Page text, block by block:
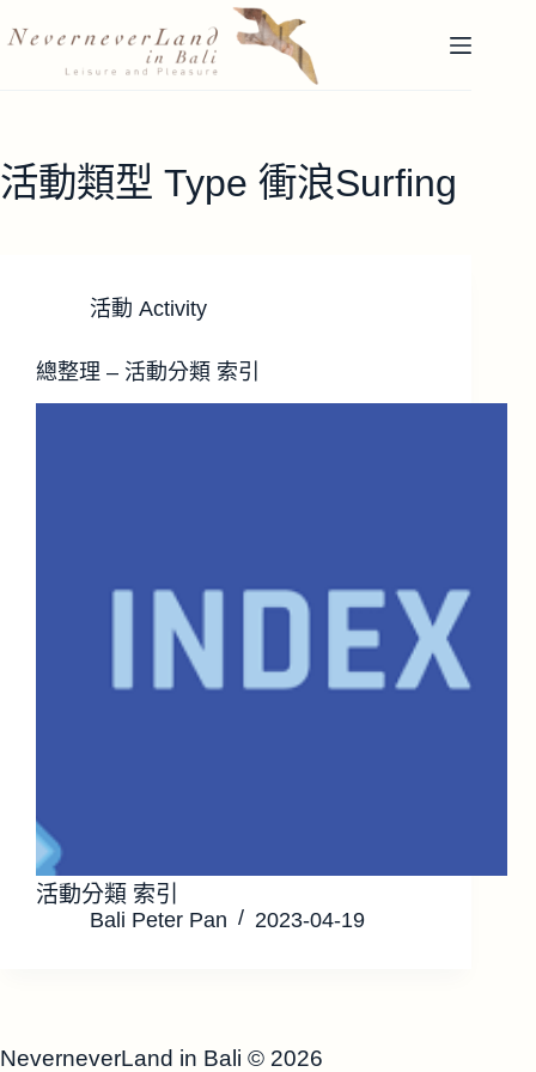
至
容
活動類型 Type 衝浪Surfing
活動 Activity
總整理 – 活動分類 索引
活動分類 索引
Bali Peter Pan 2023-04-19
NeverneverLand in Bali © 2026